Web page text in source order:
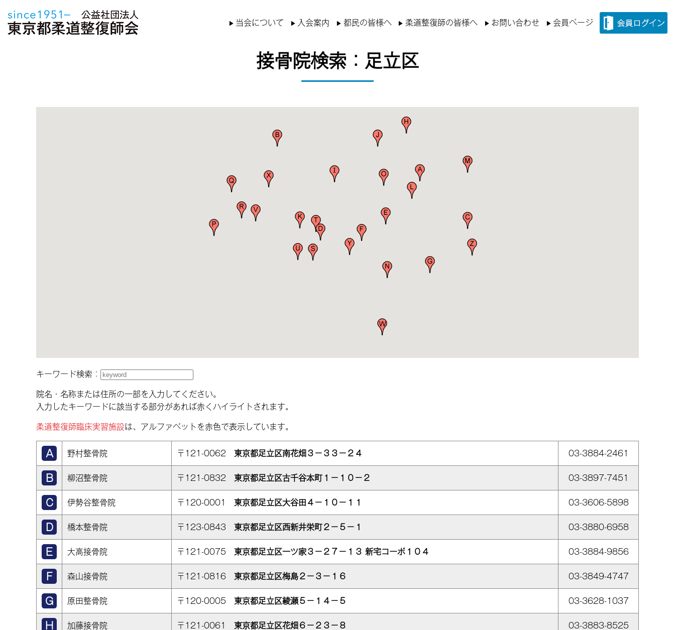
当会について 入会案内 都民の皆様へ 柔道整復師の皆様へ お問い合わせ 会員ページ
接骨院検索：足立区
キーワード検索：
院名・名称または住所の一部を入力してください。
入力したキーワードに該当する部分があれば赤くハイライトされます。
柔道整復師臨床実習施設は、アルファベットを赤色で表示しています。
野村整骨院 〒121-0062 東京都足立区南花畑３－３３－２４ 03-3884-2461
柳沼整骨院 〒121-0832 東京都足立区古千谷本町１－１０－２ 03-3897-7451
伊勢谷整骨院 〒120-0001 東京都足立区大谷田４－１０－１１ 03-3606-5898
橋本整骨院 〒123-0843 東京都足立区西新井栄町２－５－１ 03-3880-6958
大高接骨院 〒121-0075 東京都足立区一ツ家３－２７－１３ 新宅コーポ１０４ 03-3884-9856
森山接骨院 〒121-0816 東京都足立区梅島２－３－１６ 03-3849-4747
原田整骨院 〒120-0005 東京都足立区綾瀬５－１４－５ 03-3628-1037
加藤接骨院 〒121-0061 東京都足立区花畑６－２３－８ 03-3883-8525